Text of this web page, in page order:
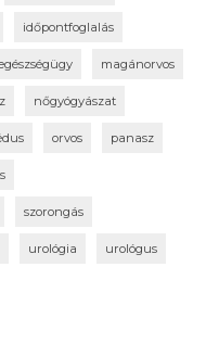
időpontfoglalás
magánorvos
nőgyógyászat
orvos panasz
szorongás
urológia urológus